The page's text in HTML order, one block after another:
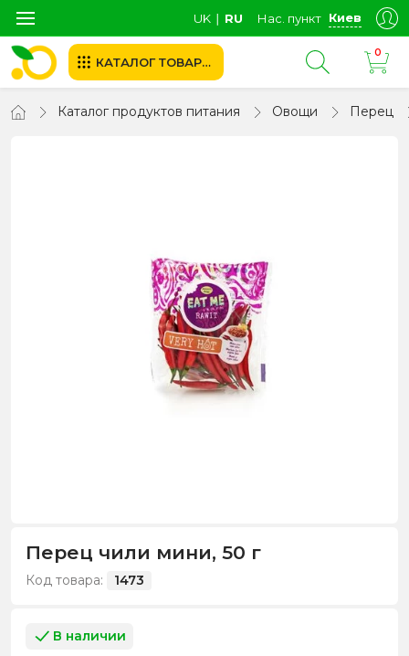
UK ∣ RU Нас. пункт Киев
КАТАЛОГ ТОВАРОВ
0
Каталог продуктов питания Овощи Перец
Перец чили мини, 50 г
Код товара: 1473
В наличии